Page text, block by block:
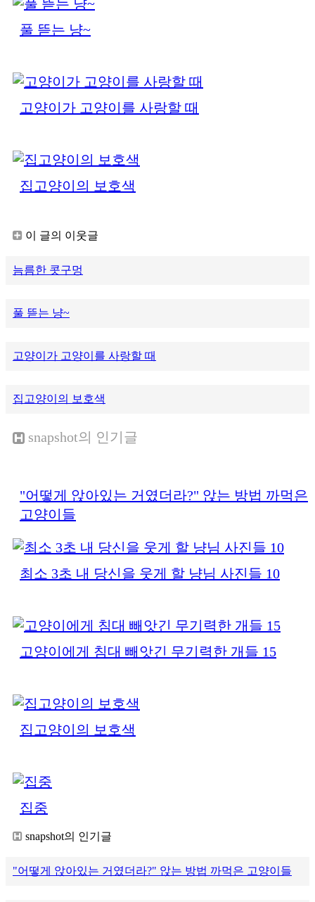
풀 뜯는 냥~
고양이가 고양이를 사랑할 때
집고양이의 보호색
이 글의 이웃글
늠름한 콧구멍
풀 뜯는 냥~
고양이가 고양이를 사랑할 때
집고양이의 보호색
snapshot의 인기글
"어떻게 앉아있는 거였더라?" 앉는 방법 까먹은
고양이들
최소 3초 내 당신을 웃게 할 냥님 사진들 10
고양이에게 침대 빼앗긴 무기력한 개들 15
집고양이의 보호색
집중
snapshot의 인기글
"어떻게 앉아있는 거였더라?" 앉는 방법 까먹은 고양이들